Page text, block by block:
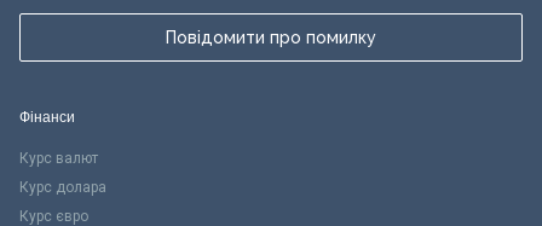
Повідомити про помилку
Фінанси
Курс валют
Курс долара
Курс євро